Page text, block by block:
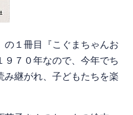
１冊目『こぐまちゃんお
９７０年なので、今年でち
み継がれ、子どもたちを楽